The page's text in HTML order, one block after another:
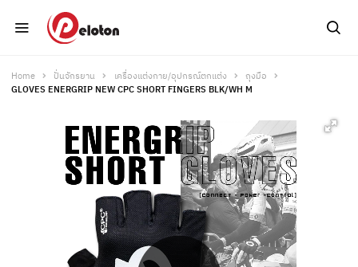
Home ปั่นจักรยาน เครื่องแต่งกาย/อุปกรณ์ตกแต่ง
ถุงมือ
GLOVES ENERGRIP NEW CPC SHORT FINGERS BLK/WH M